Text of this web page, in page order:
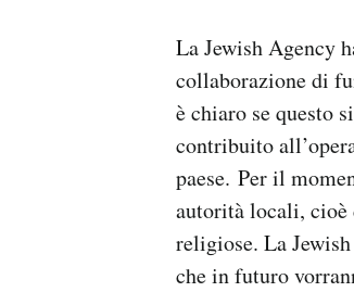
La Jewish Agency
collaborazione di
è chiaro se questo
contribuito
paese. Per il
autorità locali,
religiose. La
che in futuro